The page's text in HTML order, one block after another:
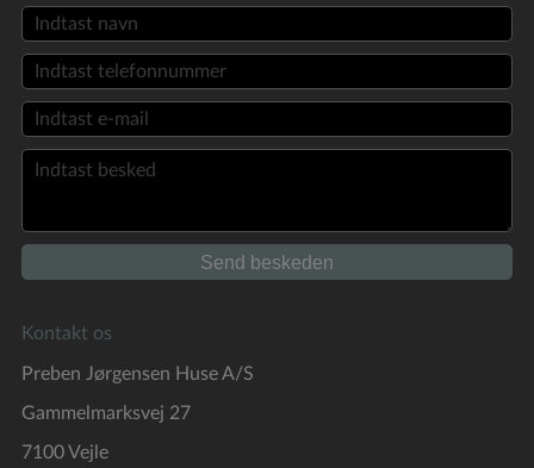
Kontakt os
Preben Jørgensen Huse A/S
Gammelmarksvej 27
7100 Vejle